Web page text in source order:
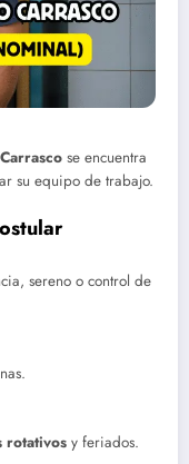
se encuentra
su equipo de trabajo.
sereno o control de
rotativos y feriados.